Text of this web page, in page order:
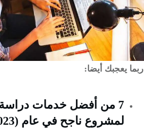
يعجبك أيضا:
7 من أفضل خدمات دراسة
لمشروع ناجح في عام (2023)